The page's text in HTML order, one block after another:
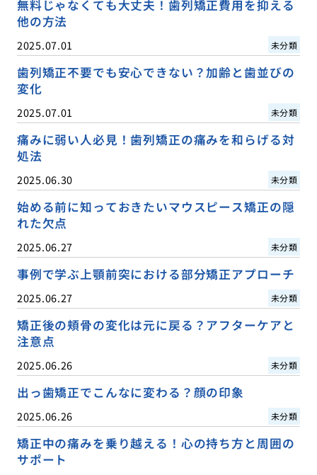
無料じゃなくても大丈夫！歯列矯正費用を抑える
他の方法
2025.07.01 未分類
歯列矯正不要でも安心できない？加齢と歯並びの
変化
2025.07.01 未分類
痛みに弱い人必見！歯列矯正の痛みを和らげる対
処法
2025.06.30 未分類
始める前に知っておきたいマウスピース矯正の隠
れた欠点
2025.06.27 未分類
事例で学ぶ上顎前突における部分矯正アプローチ
2025.06.27 未分類
矯正後の頬骨の変化は元に戻る？アフターケアと
注意点
2025.06.26 未分類
出っ歯矯正でこんなに変わる？顔の印象
2025.06.26 未分類
矯正中の痛みを乗り越える！心の持ち方と周囲の
サポート